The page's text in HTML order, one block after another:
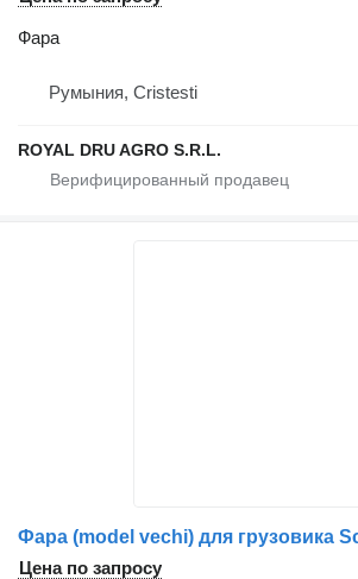
Фара
Румыния, Cristesti
ROYAL DRU AGRO S.R.L.
Фара (model vechi) для грузовика
Цена по запросу